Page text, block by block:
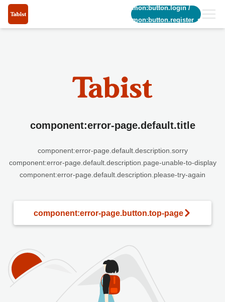
common:button.login/
common:button.register_short
component:error-page.default.title
component:error-page.default.description.sorry
component:error-page.default.description.page-unable-to-display
component:error-page.default.description.please-try-again
component:error-page.button.top-page